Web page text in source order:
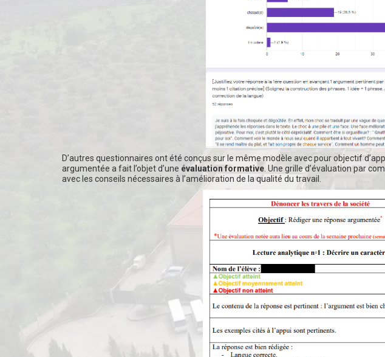
D’autres questionnaires ont été conçus sur le même modèle avec pour objectif
argumentée a fait l’objet d’une évaluation formative. Une grille d’évaluation par
avec les conseils nécessaires à l’amélioration de la qualité du travail.